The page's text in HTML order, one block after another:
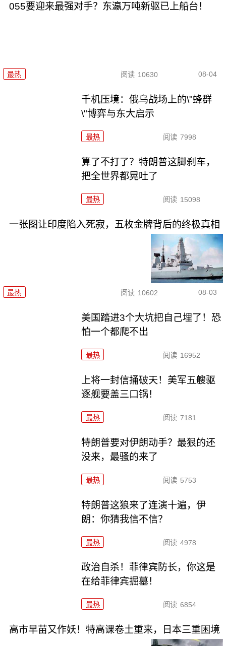
055要迎来最强对手？东瀛万吨新驱已上船台！
最热 阅读 10630 08-04
千机压境：俄乌战场上的\"蜂群
\"博弈与东大启示
最热 阅读 7998
算了不打了？特朗普这脚刹车，
把全世界都晃吐了
最热 阅读 15098
一张图让印度陷入死寂，五枚金牌背后的终极真相
最热 阅读 10602 08-03
美国踏进3个大坑把自己埋了！恐
怕一个都爬不出
最热 阅读 16952
上将一封信捅破天！美军五艘驱
逐舰要盖三口锅！
最热 阅读 7181
特朗普要对伊朗动手？最狠的还
没来，最骚的来了
最热 阅读 5753
特朗普这狼来了连演十遍，伊
朗：你猜我信不信？
最热 阅读 4978
政治自杀！菲律宾防长，你这是
在给菲律宾掘墓！
最热 阅读 6854
高市早苗又作妖！特高课卷土重来，日本三重困境